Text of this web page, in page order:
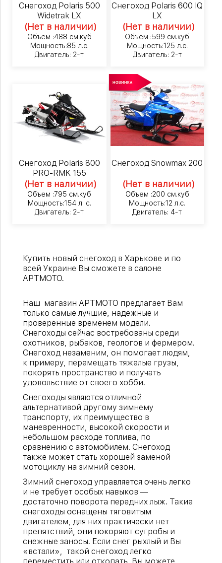
Снегоход Polaris 500
Widetrak LX
(Нет в наличии)
Объем :488 см.куб
Мощность:85 л.с.
Двигатель: 2-т
Снегоход Polaris 600 IQ
LX
(Нет в наличии)
Объем :599 см.куб
Мощность:125 л.с.
Двигатель: 2-т
Снегоход Polaris 800
PRO-RMK 155
(Нет в наличии)
Объем :795 см.куб
Мощность:154 л. с.
Двигатель: 2-т
Снегоход Snowmax 200
(Нет в наличии)
Объем :200 см.куб
Мощность:12 л.с.
Двигатель: 4-т
Купить новый снегоход в Харькове и по
всей Украине Вы сможете в салоне
АРТМОТО.
Наш магазин АРТМОТО предлагает Вам
только самые лучшие, надежные и
проверенные временем модели.
Снегоходы сейчас востребованы среди
охотников, рыбаков, геологов и фермером.
Снегоход незаменим, он помогает людям,
к примеру, перемещать тяжелые грузы,
покорять пространство и получать
удовольствие от своего хобби.
Снегоходы являются отличной
альтернативой другому зимнему
транспорту, их преимущество в
маневренности, высокой скорости и
небольшом расходе топлива, по
сравнению с автомобилем. Снегоход
также может стать хорошей заменой
мотоциклу на зимний сезон.
Зимний снегоход управляется очень легко
и не требует особых навыков —
достаточно поворота передних лыж. Такие
снегоходы оснащены тяговитым
двигателем, для них практически нет
препятствий, они покоряют сугробы и
снежные заносы. Если снег рыхлый и Вы
«встали», такой снегоход легко